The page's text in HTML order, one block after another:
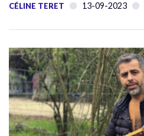
CÉLINE TERET 13-09-2023